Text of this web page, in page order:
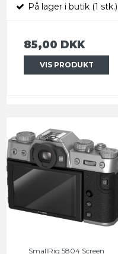
På lager i butik (1 stk.)
85,00 DKK
VIS PRODUKT
SmallRig 5804 Screen